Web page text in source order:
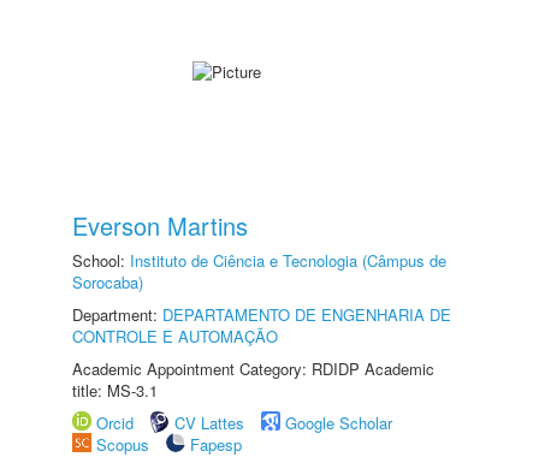
Everson Martins
School: Instituto de Ciência e Tecnologia (Câmpus de
Sorocaba)
Department: DEPARTAMENTO DE ENGENHARIA DE
CONTROLE E AUTOMAÇÃO
Academic Appointment Category: RDIDP Academic
title: MS-3.1
Orcid
CV Lattes
Google Scholar
Scopus
Fapesp